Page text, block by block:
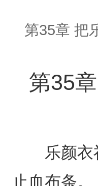
第35章 把
第35
乐颜衣衫
止血布条。